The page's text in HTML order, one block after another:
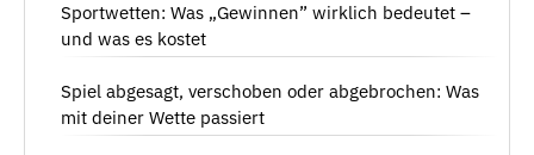
Sportwetten: Was „Gewinnen” wirklich bedeutet –
und was es kostet
Spiel abgesagt, verschoben oder abgebrochen: Was
mit deiner Wette passiert